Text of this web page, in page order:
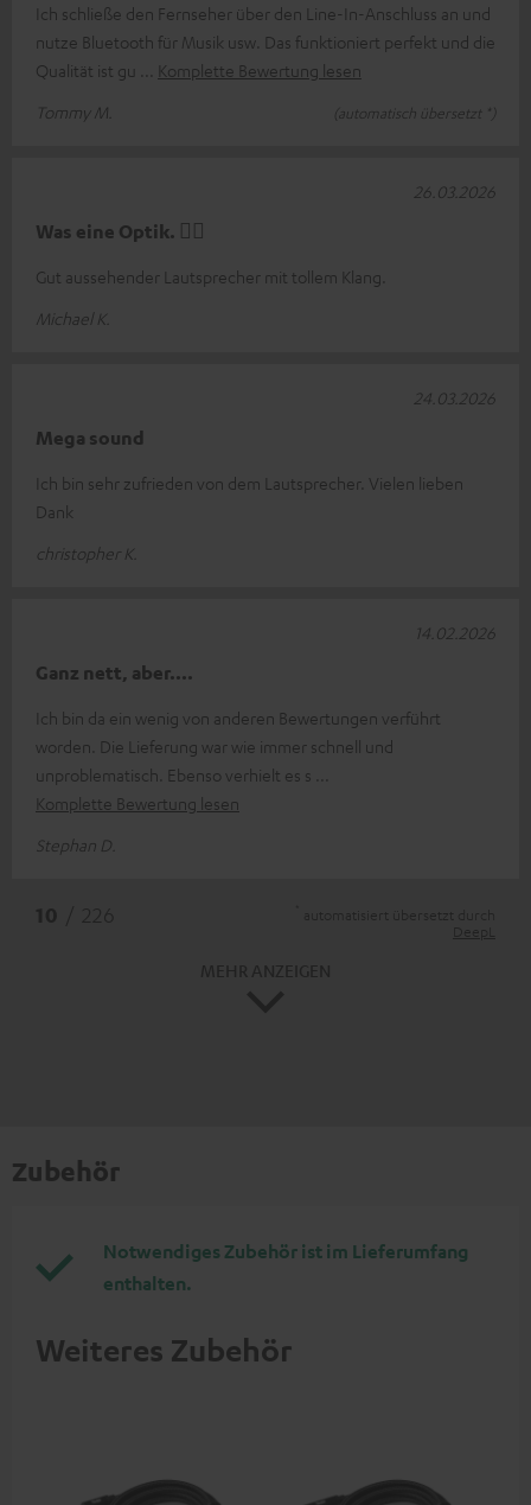
Ich schließe den Fernseher über den Line-In-Anschluss an und
nutze Bluetooth für Musik usw. Das funktioniert perfekt und die
Qualität ist gu
Komplette Bewertung lesen
Tommy M.
(automatisch übersetzt *)
Was eine Optik. 👍🏼
Gut aussehender Lautsprecher mit tollem Klang.
Michael K.
26.03.2026
Mega sound
Ich bin sehr zufrieden von dem Lautsprecher. Vielen lieben
Dank
christopher K.
24.03.2026
Ganz nett, aber....
Ich bin da ein wenig von anderen Bewertungen verführt
worden. Die Lieferung war wie immer schnell und
unproblematisch. Ebenso verhielt es s
Komplette Bewertung lesen
Stephan D.
14.02.2026
Zubehör
Notwendiges Zubehör ist im Lieferumfang
enthalten.
Weiteres Zubehör